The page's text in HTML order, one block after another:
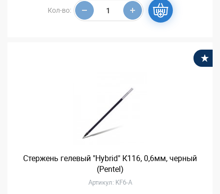
Кол-во:
Стержень гелевый "Hybrid" К116, 0,6мм, черный
(Pentel)
Артикул: KF6-A